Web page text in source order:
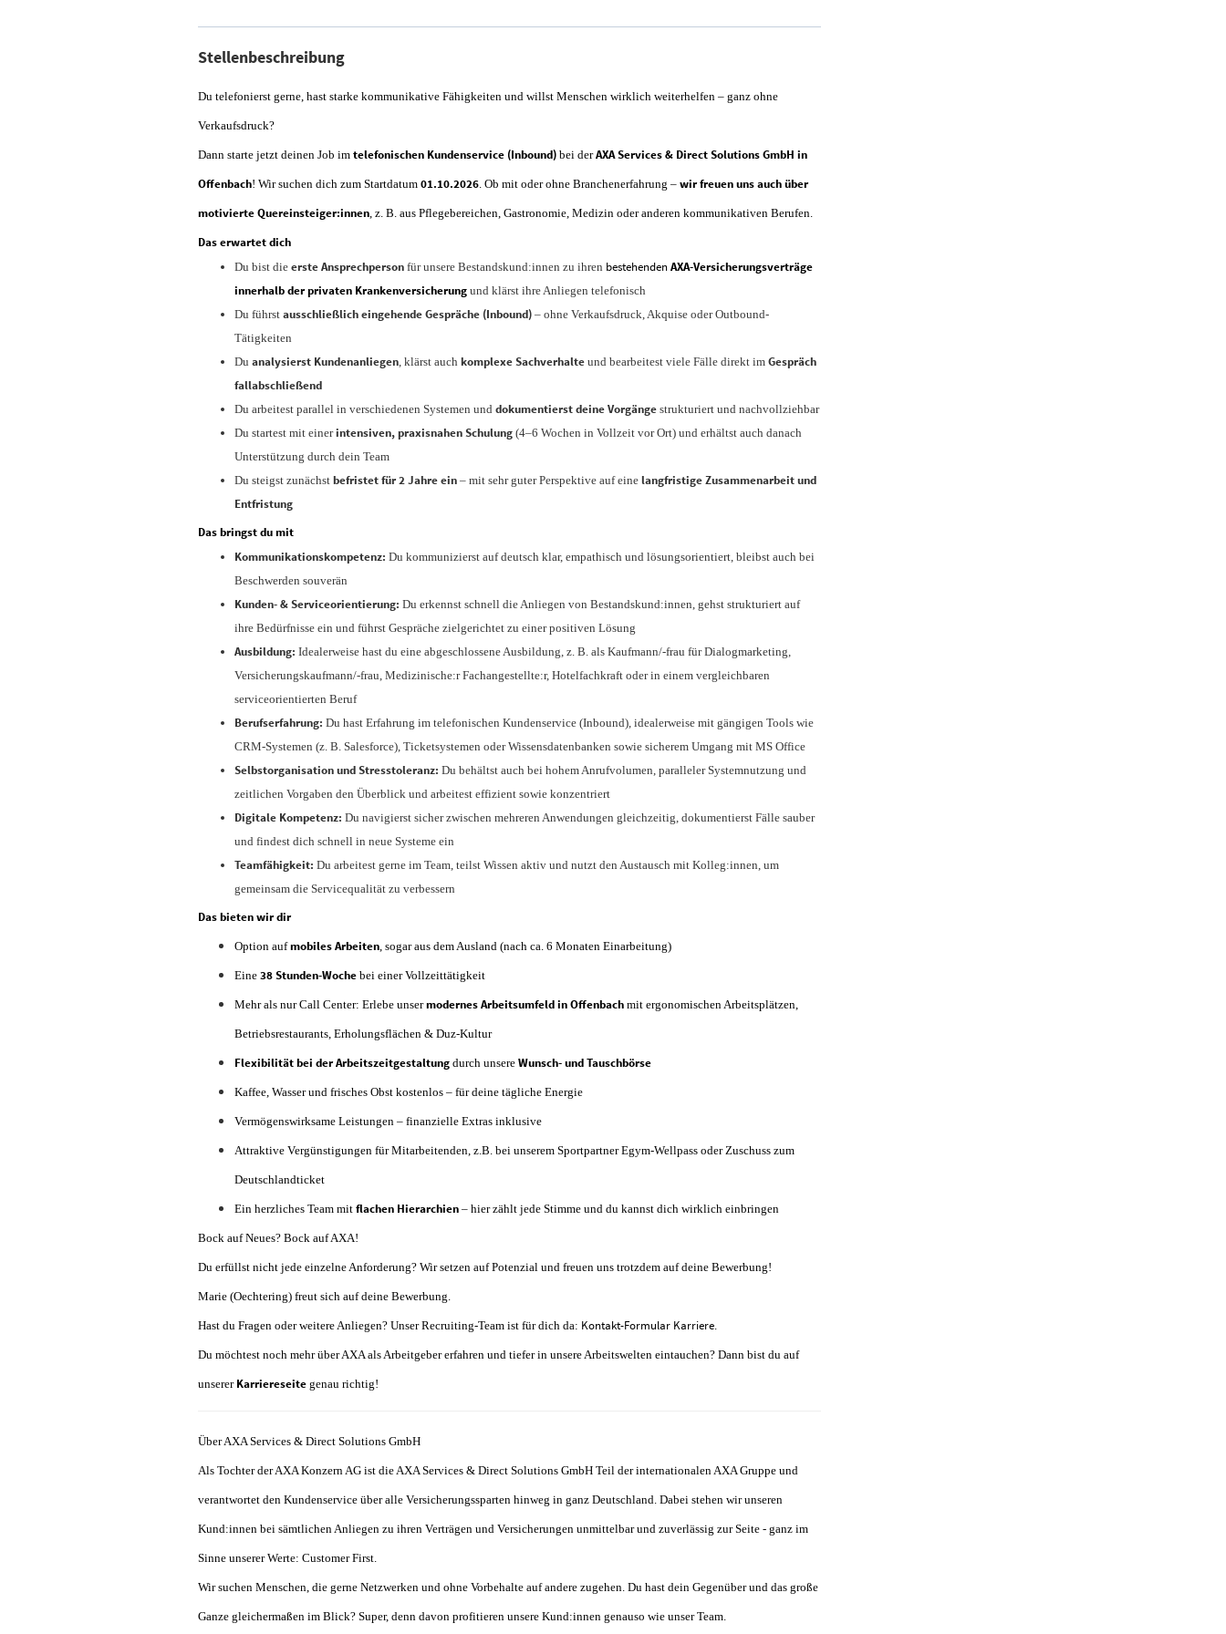
Stellenbeschreibung
Du telefonierst gerne, hast starke kommunikative Fähigkeiten und willst Menschen wirklich weiterhelfen – ganz ohne
Verkaufsdruck?
Dann starte jetzt deinen Job im telefonischen Kundenservice (Inbound) bei derAXA Services & Direct Solutions GmbH in
Offenbach! Wir suchen dich zum Startdatum 01.10.2026. Ob mit oder ohne Branchenerfahrung – wir freuen uns auch über
motivierte Quereinsteiger:innen, z. B. aus Pflegebereichen, Gastronomie, Medizin oder anderen kommunikativen Berufen.
Das erwartet dich
Du bist die erste Ansprechperson für unsere Bestandskund:innen zu ihren bestehendenAXA-Versicherungsverträge
innerhalb der privaten Krankenversicherung und klärst ihre Anliegen telefonisch
Du führst ausschließlich eingehende Gespräche (Inbound) – ohne Verkaufsdruck, Akquise oder Outbound-
Tätigkeiten
Du analysierst Kundenanliegen, klärst auch komplexe Sachverhalte und bearbeitest viele Fälle direkt im Gespräch
fallabschließend
Du arbeitest parallel in verschiedenen Systemen und dokumentierst deine Vorgänge strukturiert und nachvollziehbar
Du startest mit einerintensiven, praxisnahen Schulung (4–6 Wochen in Vollzeit vor Ort) und erhältst auch danach
Unterstützung durch dein Team
Du steigst zunächst befristet für 2 Jahre ein – mit sehr guter Perspektive auf eine langfristige Zusammenarbeit und
Entfristung
Das bringst du mit
Kommunikationskompetenz: Du kommunizierst auf deutsch klar, empathisch und lösungsorientiert, bleibst auch bei
Beschwerden souverän
Kunden- & Serviceorientierung: Du erkennst schnell die Anliegen von Bestandskund:innen, gehst strukturiert auf
ihre Bedürfnisse ein und führst Gespräche zielgerichtet zu einer positiven Lösung
Ausbildung: Idealerweise hast du eine abgeschlossene Ausbildung, z. B. als Kaufmann/-frau für Dialogmarketing,
Versicherungskaufmann/-frau, Medizinische:r Fachangestellte:r, Hotelfachkraft oder in einem vergleichbaren
serviceorientierten Beruf
Berufserfahrung: Du hast Erfahrung im telefonischen Kundenservice (Inbound), idealerweise mit gängigen Tools wie
CRM-Systemen (z. B. Salesforce), Ticketsystemen oder Wissensdatenbanken sowie sicherem Umgang mit MS Office
Selbstorganisation und Stresstoleranz: Du behältst auch bei hohem Anrufvolumen, paralleler Systemnutzung und
zeitlichen Vorgaben den Überblick und arbeitest effizient sowie konzentriert
Digitale Kompetenz: Du navigierst sicher zwischen mehreren Anwendungen gleichzeitig, dokumentierst Fälle sauber
und findest dich schnell in neue Systeme ein
Teamfähigkeit: Du arbeitest gerne im Team, teilst Wissen aktiv und nutzt den Austausch mit Kolleg:innen, um
gemeinsam die Servicequalität zu verbessern
Das bieten wir dir
Option aufmobiles Arbeiten, sogar aus dem Ausland (nach ca. 6 Monaten Einarbeitung)
Eine 38 Stunden-Woche bei einer Vollzeittätigkeit
Mehr als nur Call Center: Erlebe unsermodernes Arbeitsumfeld in Offenbach mit ergonomischen Arbeitsplätzen,
Betriebsrestaurants, Erholungsflächen & Duz-Kultur
Flexibilität bei der Arbeitszeitgestaltung durch unsere Wunsch- und Tauschbörse
Kaffee, Wasser und frisches Obst kostenlos – für deine tägliche Energie
Vermögenswirksame Leistungen – finanzielle Extras inklusive
Attraktive Vergünstigungen für Mitarbeitenden, z.B. bei unserem Sportpartner Egym-Wellpass oder Zuschuss zum
Deutschlandticket
Ein herzliches Team mit flachen Hierarchien – hier zählt jede Stimme und du kannst dich wirklich einbringen
Bock auf Neues? Bock auf AXA!
Du erfüllst nicht jede einzelne Anforderung? Wir setzen auf Potenzial und freuen uns trotzdem auf deine Bewerbung!
Marie (Oechtering) freut sich auf deine Bewerbung.
Hast du Fragen oder weitere Anliegen? Unser Recruiting-Team ist für dich da: Kontakt-Formular Karriere.
Du möchtest noch mehr über AXA als Arbeitgeber erfahren und tiefer in unsere Arbeitswelten eintauchen? Dann bist du auf
unserer Karriereseite genau richtig!
Über AXA Services & Direct Solutions GmbH
Als Tochter der AXA Konzern AG ist die AXA Services & Direct Solutions GmbH Teil der internationalen AXA Gruppe und
verantwortet den Kundenservice über alle Versicherungssparten hinweg in ganz Deutschland. Dabei stehen wir unseren
Kund:innen bei sämtlichen Anliegen zu ihren Verträgen und Versicherungen unmittelbar und zuverlässig zur Seite - ganz im
Sinne unserer Werte: Customer First.
Wir suchen Menschen, die gerne Netzwerken und ohne Vorbehalte auf andere zugehen. Du hast dein Gegenüber und das große
Ganze gleichermaßen im Blick? Super, denn davon profitieren unsere Kund:innen genauso wie unser Team.